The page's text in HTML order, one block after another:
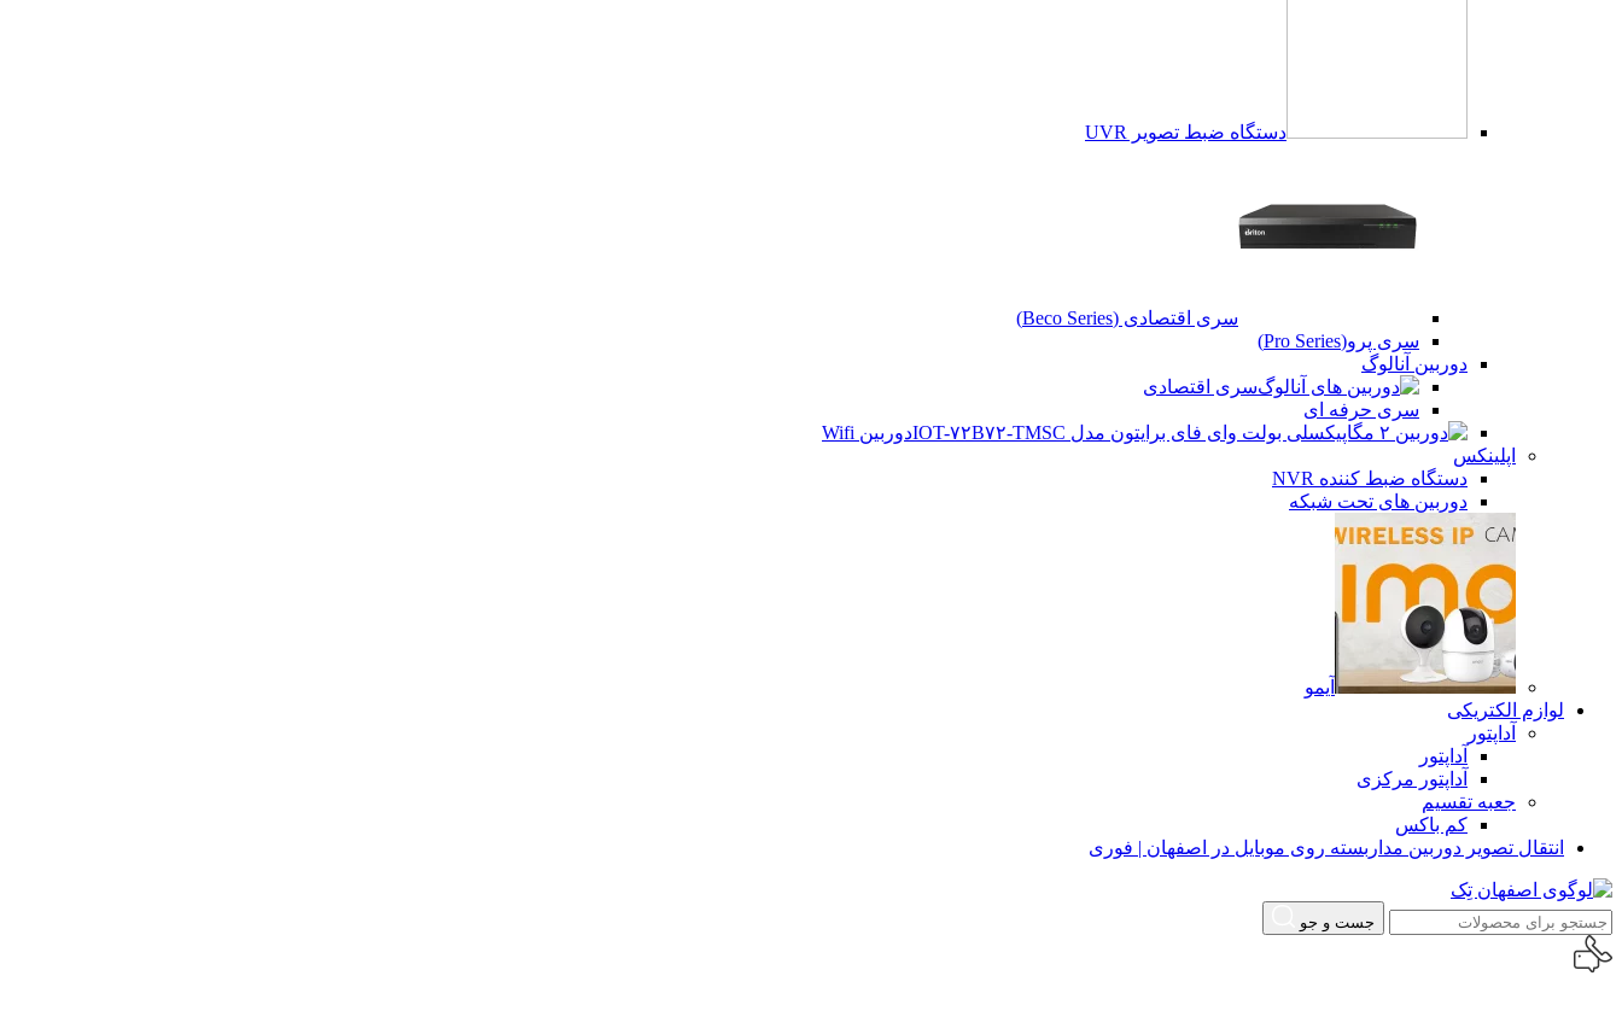
دستگاه ضبط تصویر UVR
سری اقتصادی (Beco Series)
سری پرو(Pro Series)
دوربین آنالوگ
سری اقتصادی
سری حرفه ای
دوربین Wifi
اپلینکس
دستگاه ضبط کننده NVR
دوربین های تحت شبکه
آیمو
لوازم الکتریکی
آداپتور
آداپتور
آداپتور مرکزی
جعبه تقسیم
کم باکس
انتقال تصویر دوربین مداربسته روی موبایل در اصفهان | فوری
جست و جو
پینترست
تلگرام